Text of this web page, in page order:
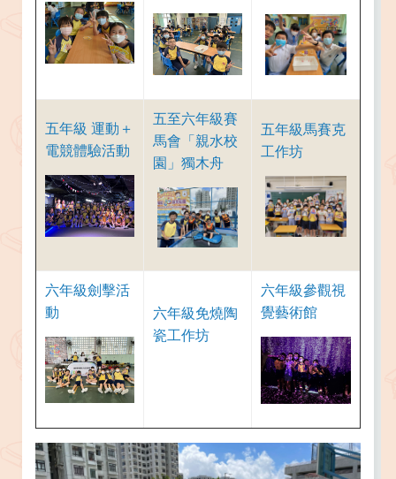
五年級 運動＋
電競體驗活動
五至六年級賽
馬會「親水校
園」獨木舟
五年級馬賽克
工作坊
六年級劍擊活
動
六年級免燒陶
瓷工作坊​​​​​​​
六年級參觀視
覺藝術館